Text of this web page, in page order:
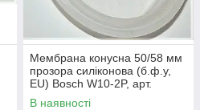
Мембрана конусна 50/58 мм
прозора силіконова (б.ф.у,
EU) Bosch W10-2P, арт.
8738709315А, к.з. 0650/2
В наявності